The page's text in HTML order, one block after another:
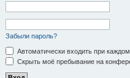
Забыли пароль?
Автоматически входить при
Скрыть моё пребывание на